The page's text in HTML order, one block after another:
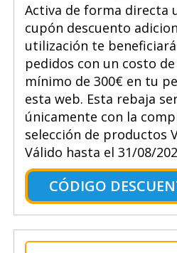
Activa de forma directa
cupón descuento
utilización te
pedidos con un costo
mínimo de 300€ en tu
esta web. Esta rebaja
únicamente con la
selección de productos
Válido hasta el 31/08/
CÓDIGO